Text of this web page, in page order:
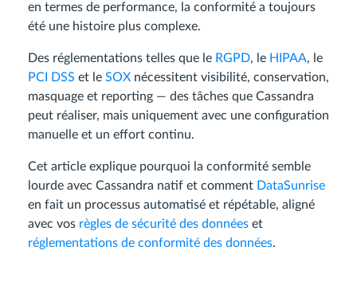
en termes de performance, la conformité a toujours
été une histoire plus complexe.
Des réglementations telles que le RGPD, le HIPAA, le
PCI DSS et le SOX nécessitent visibilité, conservation,
masquage et reporting — des tâches que Cassandra
peut réaliser, mais uniquement avec une configuration
manuelle et un effort continu.
Cet article explique pourquoi la conformité semble
lourde avec Cassandra natif et comment DataSunrise
en fait un processus automatisé et répétable, aligné
avec vos règles de sécurité des données et
réglementations de conformité des données.